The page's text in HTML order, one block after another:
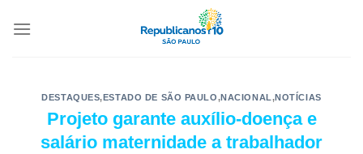
DESTAQUES,ESTADO DE SÃO PAULO,NACIONAL,NOTÍCIAS
Projeto garante auxílio-doença e
salário maternidade a trabalhador